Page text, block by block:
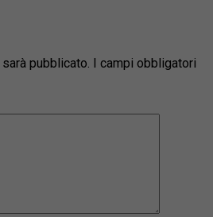
pubblicato.
I campi obbligatori